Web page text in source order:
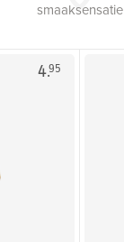
smaaksensatie
4.95